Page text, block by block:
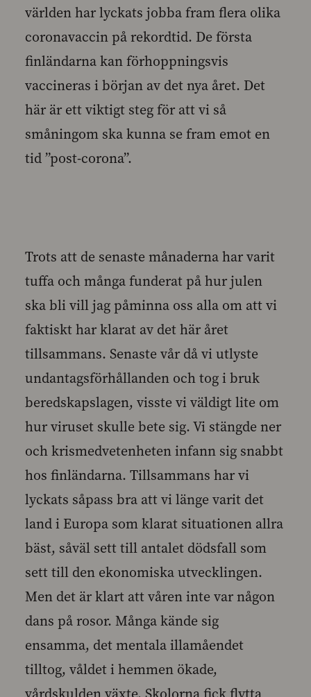
världen har lyckats jobba fram flera olika
coronavaccin på rekordtid. De första
finländarna kan förhoppningsvis
vaccineras i början av det nya året. Det
här är ett viktigt steg för att vi så
småningom ska kunna se fram emot en
tid ”post-corona”.
Trots att de senaste månaderna har varit
tuffa och många funderat på hur julen
ska bli vill jag påminna oss alla om att vi
faktiskt har klarat av det här året
tillsammans. Senaste vår då vi utlyste
undantagsförhållanden och tog i bruk
beredskapslagen, visste vi väldigt lite om
hur viruset skulle bete sig. Vi stängde ner
och krismedvetenheten infann sig snabbt
hos finländarna. Tillsammans har vi
lyckats såpass bra att vi länge varit det
land i Europa som klarat situationen allra
bäst, såväl sett till antalet dödsfall som
sett till den ekonomiska utvecklingen.
Men det är klart att våren inte var någon
dans på rosor. Många kände sig
ensamma, det mentala illamåendet
tilltog, våldet i hemmen ökade,